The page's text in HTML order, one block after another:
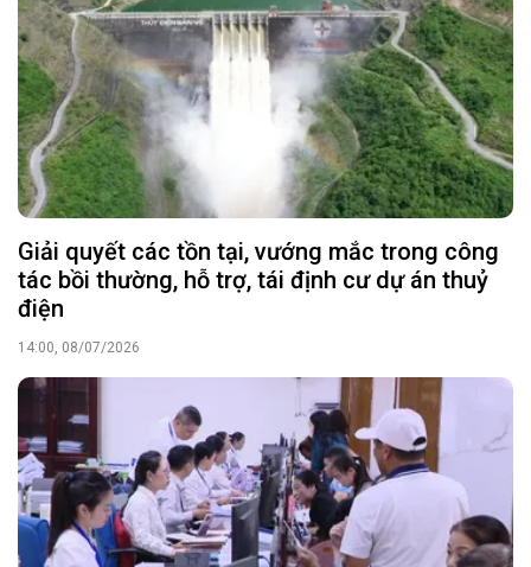
Giải quyết các tồn tại, vướng mắc trong công
tác bồi thường, hỗ trợ, tái định cư dự án thuỷ
điện
14:00, 08/07/2026